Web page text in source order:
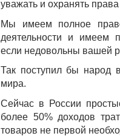
уважать и охранять
Мы имеем полное
деятельности и имеем
если недовольны вашей
Так поступил бы народ
мира.
Сейчас в России
более 50% доходов
товаров не первой